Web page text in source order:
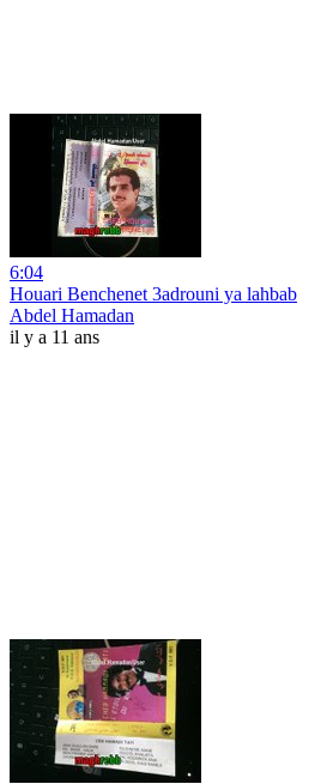
6:04
Houari Benchenet 3adrouni ya lahbab
Abdel Hamadan
il y a 11 ans